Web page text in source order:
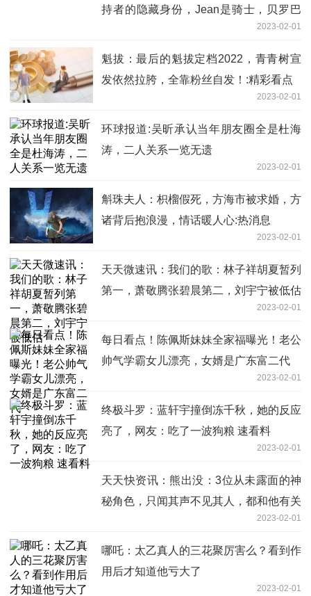
持者的隐藏身份，Jean是骑士，贝罗巴
2023-02-01
魁拔：最后的魁拔定档2022，青青树宣
发依然拉胯，全靠粉丝自发！:精彩看点
2023-02-01
环球报道:吴昕承认当年朋友圈全是杜海
涛，二人关系一览无遗
2023-02-01
斛珠夫人：枳榴假死，方海市被求婚，方
诸背后抱浪漫，情话暖人心:热消息
2023-02-01
天天微速讯：我们的歌：林子祥胡夏暂列
第一，萧敬腾张碧晨第二，刘宇宁被低估
2023-02-01
每日看点！陈佩斯妹妹全家福曝光！老公
帅气学霸女儿漂亮，女婿是广东富二代
2023-02-01
终极斗罗：蓝轩宇撞倒冻千秋，她的反应
亮了，网友：吃了一波狗粮 速看料
2023-02-01
天天快资讯：熊出没：3位从未露面的神
秘角色，只闻其声不见其人，都和他有关
2023-02-01
哪吒：太乙真人的三花聚厉害么？看到作
用后才知道他亏大了
2023-02-01